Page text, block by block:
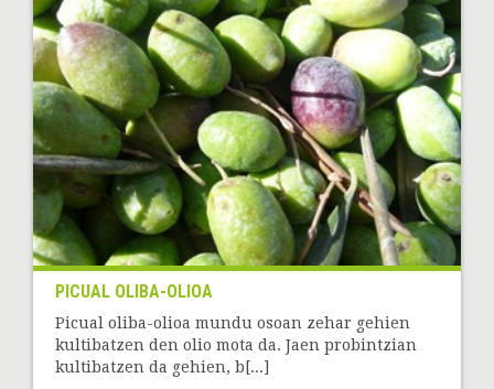
PICUAL OLIBA-OLIOA
Picual oliba-olioa mundu osoan zehar gehien
kultibatzen den olio mota da. Jaen probintzian
kultibatzen da gehien, b[...]